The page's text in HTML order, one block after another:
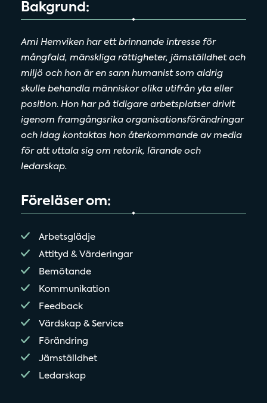
Bakgrund:
Ami Hemviken har ett brinnande intresse för
mångfald, mänskliga rättigheter, jämställdhet och
miljö och hon är en sann humanist som aldrig
skulle behandla människor olika utifrån yta eller
position. Hon har på tidigare arbetsplatser drivit
igenom framgångsrika organisationsförändringar
och idag kontaktas hon återkommande av media
för att uttala sig om retorik, lärande och
ledarskap.
Föreläser om:
Arbetsglädje
Attityd & Värderingar
Bemötande
Kommunikation
Feedback
Värdskap & Service
Förändring
Jämställdhet
Ledarskap